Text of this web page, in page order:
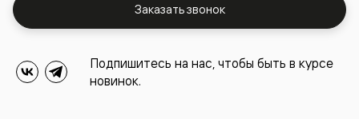
Заказать звонок
Подпишитесь на нас, чтобы быть в курсе
новинок.